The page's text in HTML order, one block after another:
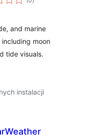
ocen
and marine
moon
tide visuals.
instalacji